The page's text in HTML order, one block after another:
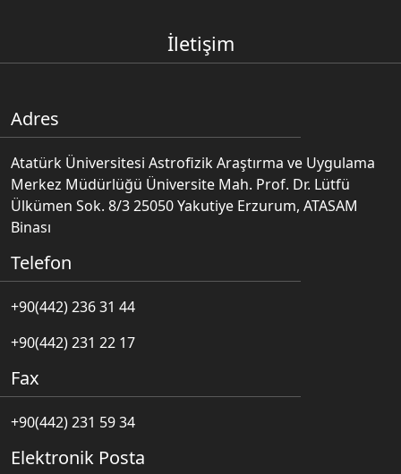
İletişim
Adres
Atatürk Üniversitesi Astrofizik Araştırma ve Uygulama
Merkez Müdürlüğü Üniversite Mah. Prof. Dr. Lütfü
Ülkümen Sok. 8/3 25050 Yakutiye Erzurum, ATASAM
Binası
Telefon
+90(442) 236 31 44
+90(442) 231 22 17
Fax
+90(442) 231 59 34
Elektronik Posta